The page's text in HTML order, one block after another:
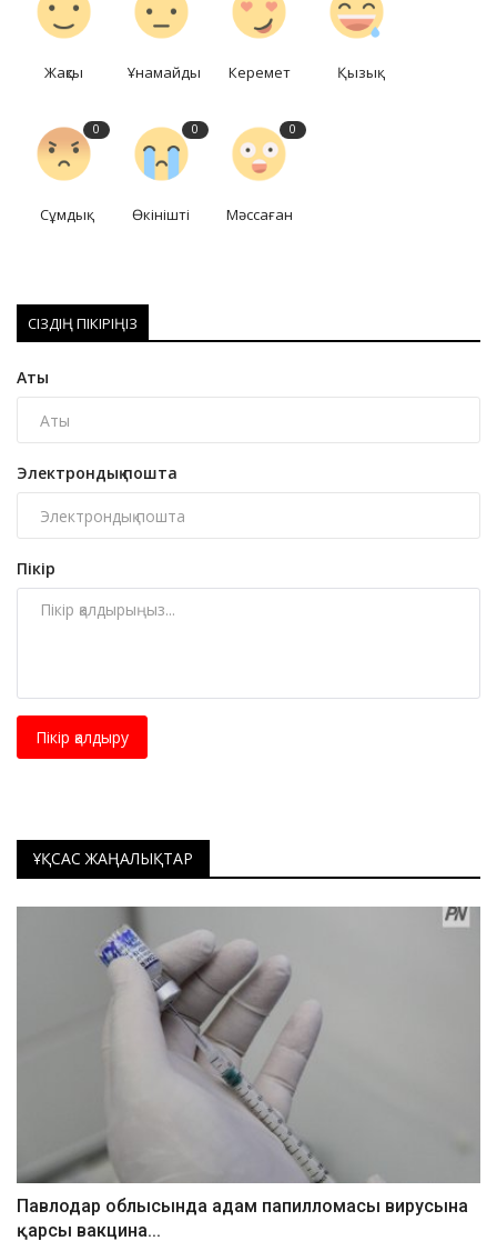
Жақсы Ұнамайды Керемет Қызық
0
Сұмдық
0
Өкінішті
0
Мәссаған
СІЗДІҢ ПІКІРІҢІЗ
Аты
Электрондық пошта
Пікір
Пікір қалдыру
ҰҚСАС ЖАҢАЛЫҚТАР
Павлодар облысында адам папилломасы вирусына
қарсы вакцина...